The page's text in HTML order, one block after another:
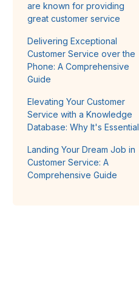
are known for providing
great customer service
Delivering Exceptional
Customer Service over the
Phone: A Comprehensive
Guide
Elevating Your Customer
Service with a Knowledge
Database: Why It's Essential
Landing Your Dream Job in
Customer Service: A
Comprehensive Guide